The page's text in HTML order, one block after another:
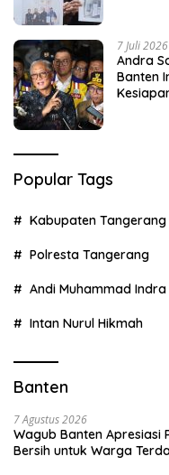
7 Juli 2026
Andra
Banten
Popular Tags
Kabupaten Tangerang
Polresta Tangerang
Andi Muhammad
Intan Nurul Hikmah
Banten
7 Agustus 2026
Wagub Banten Apresiasi
Bersih untuk Warga